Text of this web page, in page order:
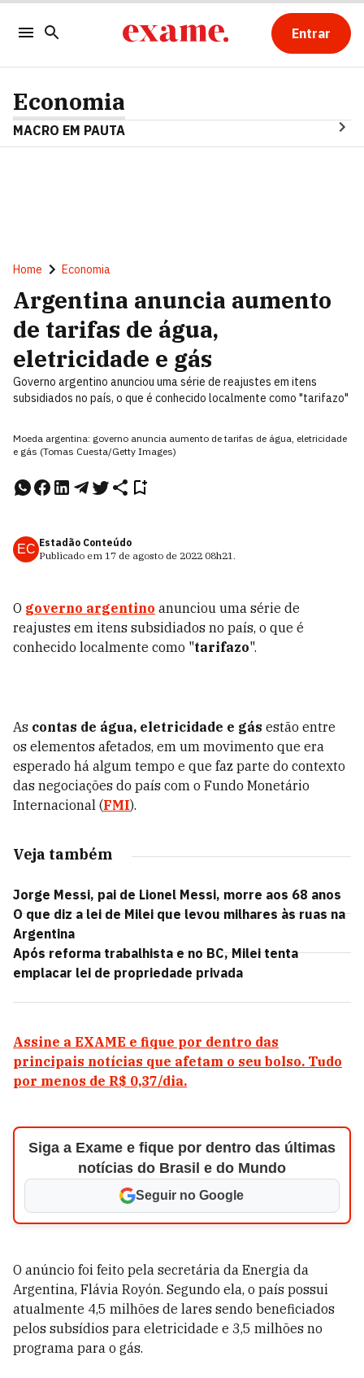
Entrar
Economia
MACRO EM PAUTA
Home Economia
Argentina anuncia aumento
de tarifas de água,
eletricidade e gás
Governo argentino anunciou uma série de reajustes em itens
subsidiados no país, o que é conhecido localmente como "tarifazo"
Moeda argentina: governo anuncia aumento de tarifas de água, eletricidade
e gás (Tomas Cuesta/Getty Images)
EC Estadão Conteúdo
Publicado em 17 de agosto de 2022 08h21.
O governo argentino anunciou uma série de
reajustes em itens subsidiados no país, o que é
conhecido localmente como "tarifazo".
As contas de água, eletricidade e gás estão entre
os elementos afetados, em um movimento que era
esperado há algum tempo e que faz parte do contexto
das negociações do país com o Fundo Monetário
Internacional (FMI).
Veja também
Jorge Messi, pai de Lionel Messi, morre aos 68 anos
O que diz a lei de Milei que levou milhares às ruas na
Argentina
Após reforma trabalhista e no BC, Milei tenta
emplacar lei de propriedade privada
Assine a EXAME e fique por dentro das
principais notícias que afetam o seu bolso. Tudo
por menos de R$ 0,37/dia.
Siga a Exame e fique por dentro das últimas
notícias do Brasil e do Mundo
Seguir no Google
O anúncio foi feito pela secretária da Energia da
Argentina, Flávia Royón. Segundo ela, o país possui
atualmente 4,5 milhões de lares sendo beneficiados
pelos subsídios para eletricidade e 3,5 milhões no
programa para o gás.